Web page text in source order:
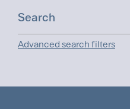
Advanced search filters